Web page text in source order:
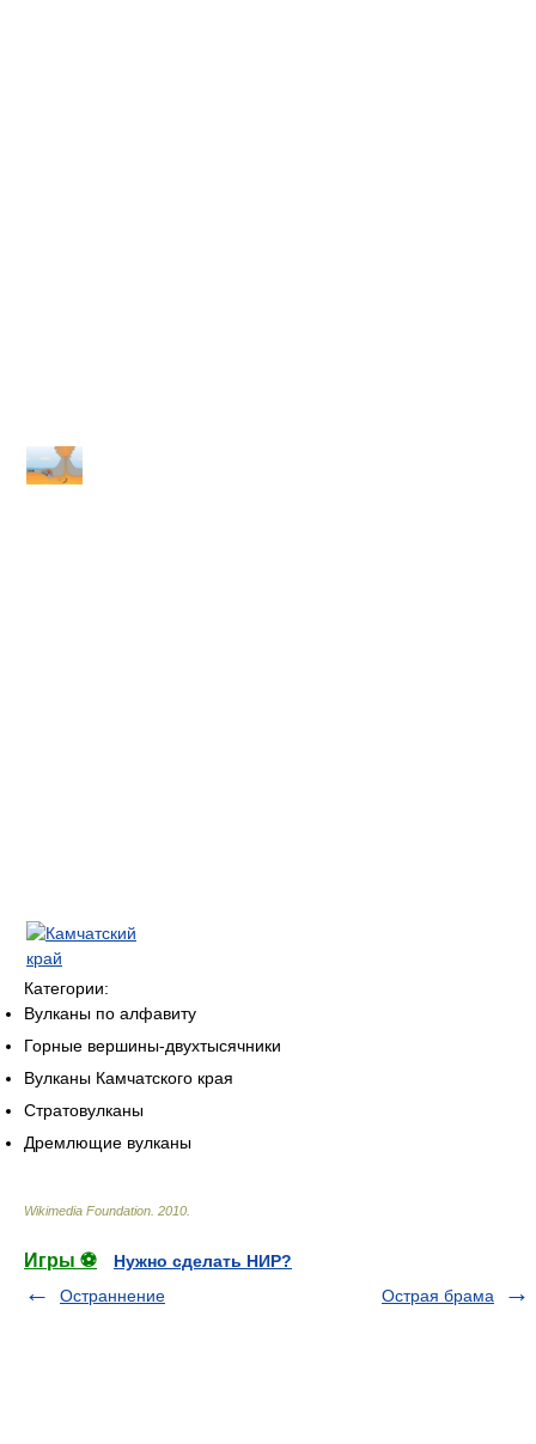
Категории:
Вулканы по алфавиту
Горные вершины-двухтысячники
Вулканы Камчатского края
Стратовулканы
Дремлющие вулканы
Wikimedia Foundation 2010
Игры ⚽
Нужно сделать НИР?
Остраннение
Острая брама